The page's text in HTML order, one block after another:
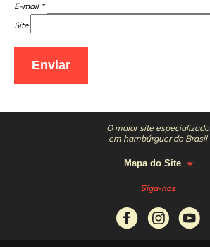
E-mail *
Site
O maior site especializado
em hambúrguer do Brasil
Mapa do Site
Siga-nos